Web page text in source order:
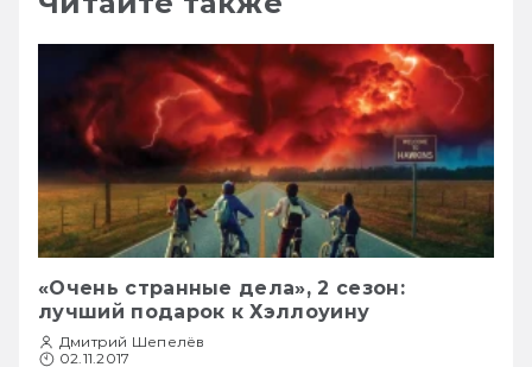
«Очень странные дела», 2 сезон:
лучший подарок к Хэллоуину
Дмитрий Шепелёв
02.11.2017